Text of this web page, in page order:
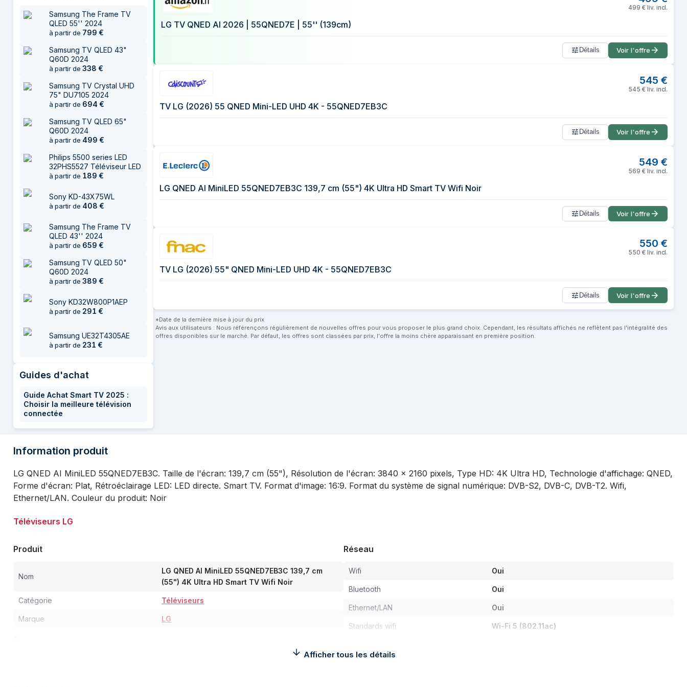
Samsung The Frame TV
QLED 55'' 2024
à partir de 799 €
Samsung TV QLED 43"
Q60D 2024
à partir de 338 €
Samsung TV Crystal UHD
75" DU7105 2024
à partir de 694 €
Samsung TV QLED 65"
Q60D 2024
à partir de 499 €
Philips 5500 series LED
32PHS5527 Téléviseur LED
à partir de 189 €
Sony KD-43X75WL
à partir de 408 €
Samsung The Frame TV
QLED 43'' 2024
à partir de 659 €
Samsung TV QLED 50"
Q60D 2024
à partir de 389 €
Sony KD32W800P1AEP
à partir de 291 €
Samsung UE32T4305AE
à partir de 231 €
Guides d'achat
Guide Achat Smart TV 2025 :
Choisir la meilleure télévision
connectée
499 € liv. incl.
LG TV QNED AI 2026 | 55QNED7E | 55'' (139cm)
Détails Voir l'offre
545 €
545 € liv. incl.
TV LG (2026) 55 QNED Mini-LED UHD 4K - 55QNED7EB3C
Détails Voir l'offre
549 €
569 € liv. incl.
LG QNED AI MiniLED 55QNED7EB3C 139,7 cm (55") 4K Ultra HD Smart TV Wifi Noir
Détails Voir l'offre
550 €
550 € liv. incl.
TV LG (2026) 55" QNED Mini-LED UHD 4K - 55QNED7EB3C
Détails Voir l'offre
*Date de la dernière mise à jour du prix
Avis aux utilisateurs : Nous référençons régulièrement de nouvelles offres pour vous proposer le plus grand choix. Cependant, les résultats affichés ne reflètent pas l'intégralité des
offres disponibles sur le marché. Par défaut, les offres sont classées par prix, l'offre la moins chère apparaissant en première position.
Information produit
LG QNED AI MiniLED 55QNED7EB3C. Taille de l'écran: 139,7 cm (55"), Résolution de l'écran: 3840 x 2160 pixels, Type HD: 4K Ultra HD, Technologie d'affichage: QNED,
Forme d'écran: Plat, Rétroéclairage LED: LED directe. Smart TV. Format d'image: 16:9. Format du système de signal numérique: DVB-S2, DVB-C, DVB-T2. Wifi,
Ethernet/LAN. Couleur du produit: Noir
Téléviseurs LG
Produit
Nom
LG QNED AI MiniLED 55QNED7EB3C 139,7 cm
(55") 4K Ultra HD Smart TV Wifi Noir
Catégorie Téléviseurs
Marque LG
Réseau
Wifi Oui
Bluetooth Oui
Ethernet/LAN Oui
Standards wifi Wi-Fi 5 (802.11ac)
Afficher tous les détails